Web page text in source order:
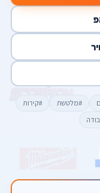
#מלטשת
#קירות